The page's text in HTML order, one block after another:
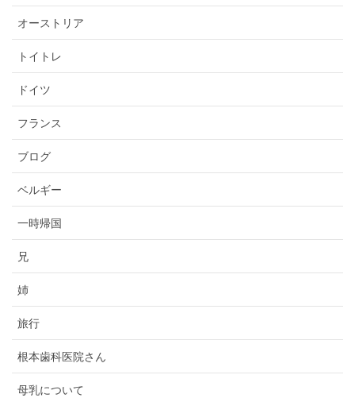
オーストリア
トイトレ
ドイツ
フランス
ブログ
ベルギー
一時帰国
兄
姉
旅行
根本歯科医院さん
母乳について